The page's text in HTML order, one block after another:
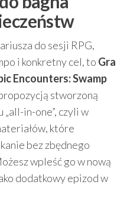
do sesji RPG,
i konkretny cel, to Gra
Encounters: Swamp
stworzoną
„all-in-one”, czyli w
które
bez zbędnego
wpleść go w nową
dodatkowy epizod w